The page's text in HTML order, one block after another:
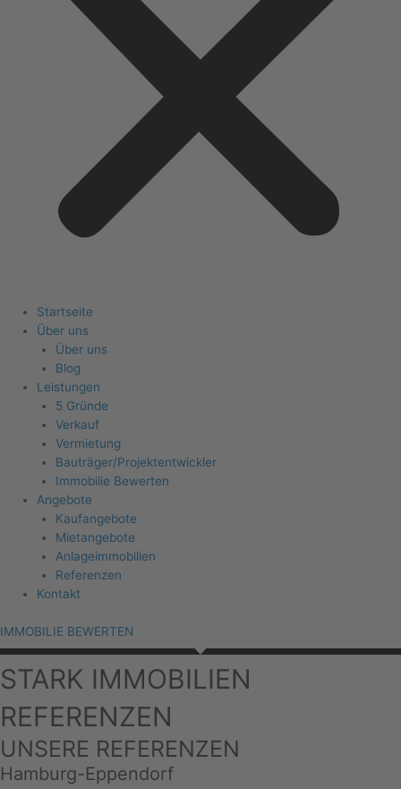
Startseite
Über uns
Über uns
Blog
Leistungen
5 Gründe
Verkauf
Vermietung
Bauträger/Projektentwickler
Immobilie Bewerten
Angebote
Kaufangebote
Mietangebote
Anlageimmobilien
Referenzen
Kontakt
IMMOBILIE BEWERTEN
STARK IMMOBILIEN
REFERENZEN
UNSERE REFERENZEN
Hamburg-Eppendorf